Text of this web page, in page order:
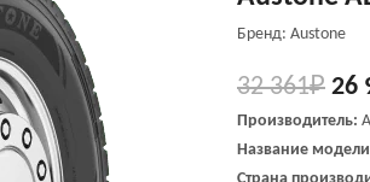
Бренд: Austone
32 361₽ 26
Производитель:
Название